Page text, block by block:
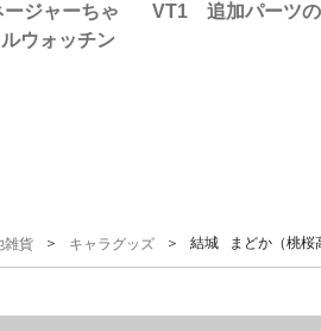
ジャーちゃ
ウォッチン
VT1 追加パーツの
雑貨 ＞ キャラグッズ ＞ 結城 まどか（桃桜